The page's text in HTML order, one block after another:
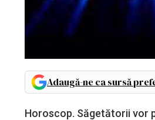
Adaugă-ne ca sursă
Horoscop. Săgetătorii vor